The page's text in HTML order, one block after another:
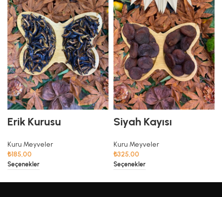
Erik Kurusu
Kuru Meyveler
₺185,00
Seçenekler
Siyah Kayısı
Kuru Meyveler
₺325,00
Seçenekler